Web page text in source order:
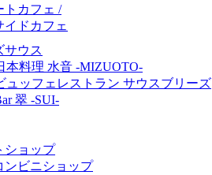
トカフェ /
イドカフェ
サウス
本料理 水音 -MIZUOTO-
ュッフェレストラン サウスブリーズ
翠 -SUI-
ショップ
ンビニショップ